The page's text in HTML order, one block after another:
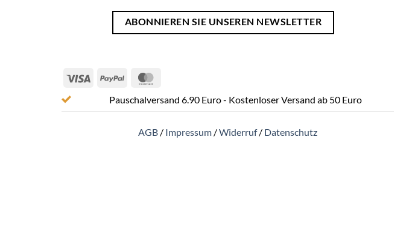
ABONNIEREN SIE UNSEREN NEWSLETTER
Visa PayPal
Pauschalversand 6.90 Euro - Kostenloser Versand ab 50 Euro
AGB / Impressum /Widerruf/ Datenschutz